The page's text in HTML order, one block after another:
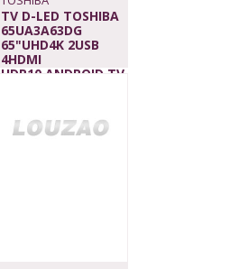
TV D-LED TOSHIBA
65UA3A63DG
65"UHD4K 2USB
4HDMI
HDR10,ANDROID TV,